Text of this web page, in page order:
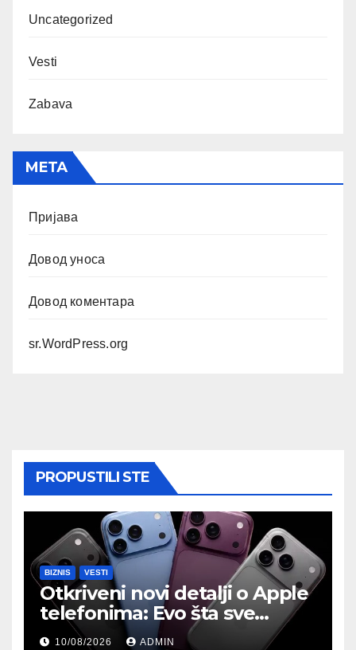
Uncategorized
Vesti
Zabava
МЕТА
Пријава
Довод уноса
Довод коментара
sr.WordPress.org
PROPUSTILI STE
BIZNIS VESTI
Otkriveni novi detalji o Apple
telefonima: Evo šta sve
znamo o iPhone Ultra i
10/08/2026 ADMIN